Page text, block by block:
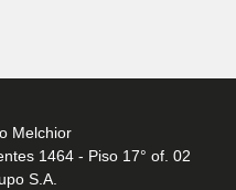
Melchior
1464 - Piso 17° of. 02
S.A.